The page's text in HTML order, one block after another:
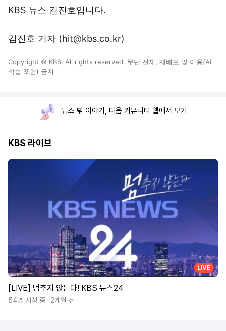
KBS 뉴스 김진호입니다.
김진호 기자 (hit@kbs.co.kr)
Copyright © KBS. All rights reserved. 무단 전재, 재배포 및 이용(AI
학습 포함) 금지
뉴스 밖 이야기, 다음 커뮤니티 웹에서 보기
KBS 라이브
LIVE
[LIVE] 멈추지 않는다! KBS 뉴스24
54명 시청 중 2개월 전